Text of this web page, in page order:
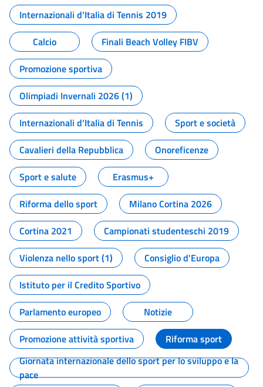
Internazionali d'Italia di Tennis 2019
Calcio
Finali Beach Volley FIBV
Promozione sportiva
Olimpiadi Invernali 2026 (1)
Internazionali d'Italia di Tennis
Sport e società
Cavalieri della Repubblica
Onoreficenze
Sport e salute
Erasmus+
Riforma dello sport
Milano Cortina 2026
Cortina 2021
Campionati studenteschi 2019
Violenza nello sport (1)
Consiglio d'Europa
Istituto per il Credito Sportivo
Parlamento europeo
Notizie
Promozione attività sportiva
Riforma sport
Giornata internazionale dello sport per lo sviluppo e la
pace